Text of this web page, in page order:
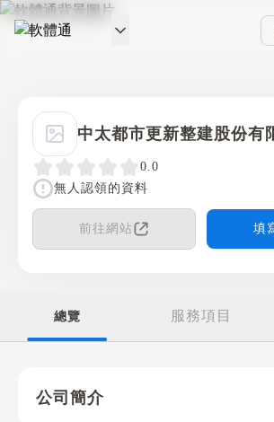
軟體通
中太都市更新整建股份有
0.0
無人認領的資料
前往網站 填
總覽 服務項目
公司簡介